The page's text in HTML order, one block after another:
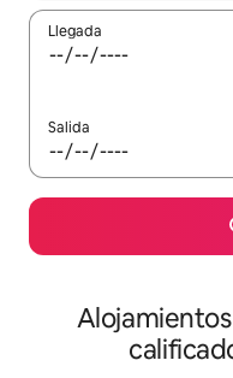
Llegada
Salida